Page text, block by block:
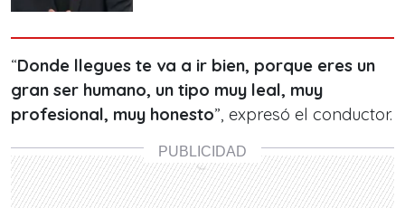
“Donde llegues te va a ir bien, porque eres un
gran ser humano, un tipo muy leal, muy
profesional, muy honesto”, expresó el conductor.